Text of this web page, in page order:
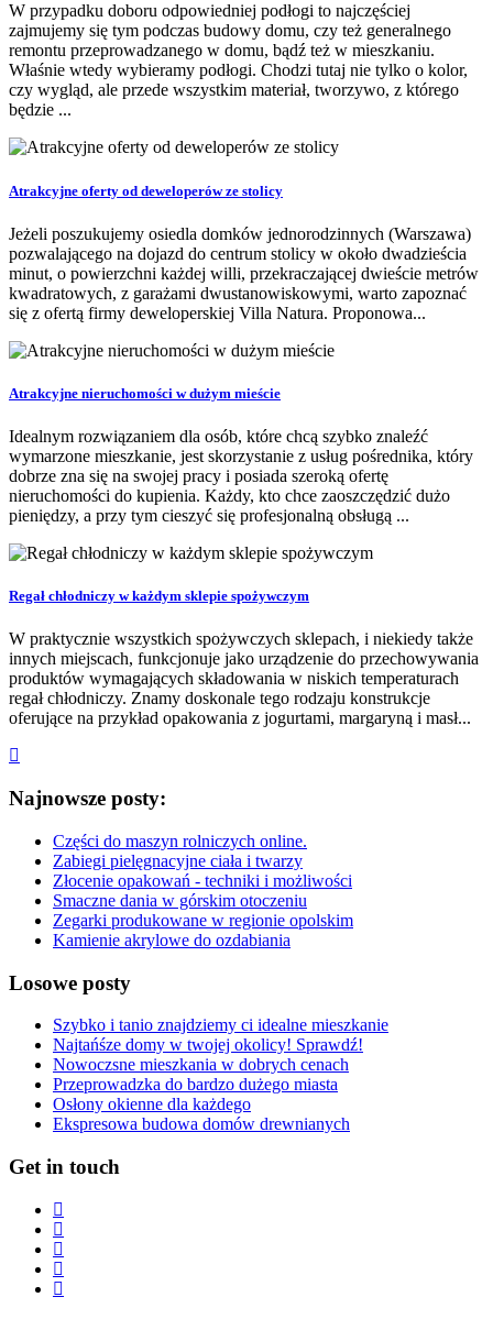
W przypadku doboru odpowiedniej podłogi to najczęściej
zajmujemy się tym podczas budowy domu, czy też generalnego
remontu przeprowadzanego w domu, bądź też w mieszkaniu.
Właśnie wtedy wybieramy podłogi. Chodzi tutaj nie tylko o kolor,
czy wygląd, ale przede wszystkim materiał, tworzywo, z którego
będzie ...
Atrakcyjne oferty od deweloperów ze stolicy
Jeżeli poszukujemy osiedla domków jednorodzinnych (Warszawa)
pozwalającego na dojazd do centrum stolicy w około dwadzieścia
minut, o powierzchni każdej willi, przekraczającej dwieście metrów
kwadratowych, z garażami dwustanowiskowymi, warto zapoznać
się z ofertą firmy deweloperskiej Villa Natura. Proponowa...
Atrakcyjne nieruchomości w dużym mieście
Idealnym rozwiązaniem dla osób, które chcą szybko znaleźć
wymarzone mieszkanie, jest skorzystanie z usług pośrednika, który
dobrze zna się na swojej pracy i posiada szeroką ofertę
nieruchomości do kupienia. Każdy, kto chce zaoszczędzić dużo
pieniędzy, a przy tym cieszyć się profesjonalną obsługą ...
Regał chłodniczy w każdym sklepie spożywczym
W praktycznie wszystkich spożywczych sklepach, i niekiedy także
innych miejscach, funkcjonuje jako urządzenie do przechowywania
produktów wymagających składowania w niskich temperaturach
regał chłodniczy. Znamy doskonale tego rodzaju konstrukcje
oferujące na przykład opakowania z jogurtami, margaryną i masł...
Najnowsze posty:
Części do maszyn rolniczych online.
Zabiegi pielęgnacyjne ciała i twarzy
Złocenie opakowań - techniki i możliwości
Smaczne dania w górskim otoczeniu
Zegarki produkowane w regionie opolskim
Kamienie akrylowe do ozdabiania
Losowe posty
Szybko i tanio znajdziemy ci idealne mieszkanie
Najtańśze domy w twojej okolicy! Sprawdź!
Nowoczsne mieszkania w dobrych cenach
Przeprowadzka do bardzo dużego miasta
Osłony okienne dla każdego
Ekspresowa budowa domów drewnianych
Get in touch